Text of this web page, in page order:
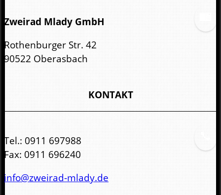
Zweirad Mlady GmbH
Rothenburger Str. 42
90522 Oberasbach
KONTAKT
Tel.: 0911 697988
Fax: 0911 696240
info@zweirad-mlady.de